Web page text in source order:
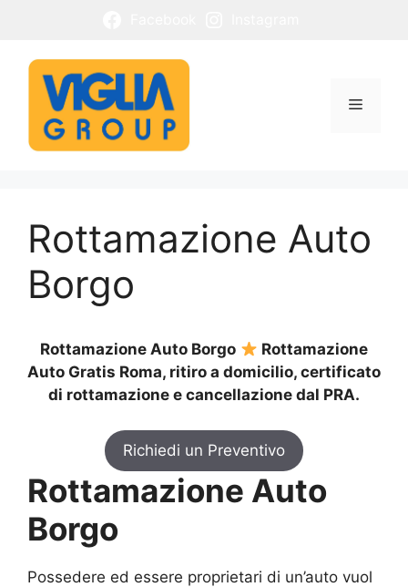
contenuto
Menu
Rottamazione Auto
Borgo
Rottamazione Auto Borgo
Rottamazione
Auto Gratis Roma, ritiro a domicilio, certificato
di rottamazione e cancellazione dal PRA.
Richiedi un Preventivo
Rottamazione Auto
Borgo
Possedere ed essere proprietari di un’auto vuol